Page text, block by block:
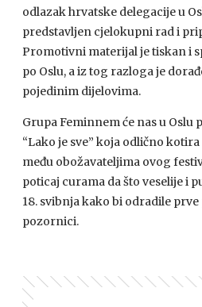
odlazak hrvatske delegacije u
predstavljen cjelokupni rad i
Promotivni materijal je tiskan i
po Oslu, a iz tog razloga je
pojedinim dijelovima.
Grupa Feminnem će nas u Oslu
“Lako je sve” koja odlično
među obožavateljima ovog
poticaj curama da što veselije i
18. svibnja kako bi odradile
pozornici.